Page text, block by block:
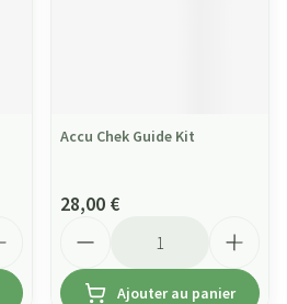
Accu Chek Guide Kit
28,00 €
Ajouter au panier